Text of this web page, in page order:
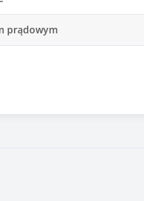
prądowym